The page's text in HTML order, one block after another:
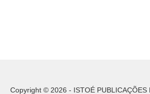
Copyright © 2026 - ISTOÉ PUBLICAÇÕES